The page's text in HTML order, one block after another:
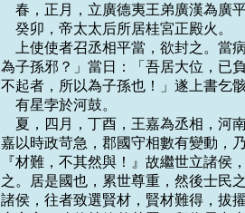
春，正月，立廣德夷王弟廣漢為廣
    癸卯，帝太太后所居桂宮正殿火。
上使使者召丞相平當，欲封之。
為子孫邪？」當日：「吾居大位，已
不起者，所以為子孫也！」遂上書乞
    有星孛於河鼓。
夏，四月，丁酉，王嘉為丞相，
嘉以時政苛急，郡國守相數有變動，
『材難，不其然與！』故繼世立諸侯
之。居是國也，累世尊重，然後士民
諸侯，往者致選賢材，賢材難得，拔